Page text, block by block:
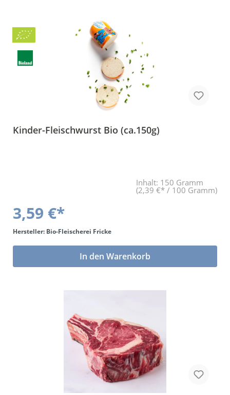
Bio
BLa
Kinder-Fleischwurst Bio (ca.150g)
Inhalt: 150 Gramm
(2,39 €* / 100 Gramm)
3,59 €*
Hersteller: Bio-Fleischerei Fricke
In den Warenkorb